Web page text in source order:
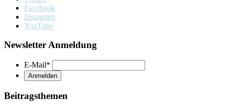
Facebook
Instagram
YouTube
Newsletter Anmeldung
E-Mail*
Beitragsthemen